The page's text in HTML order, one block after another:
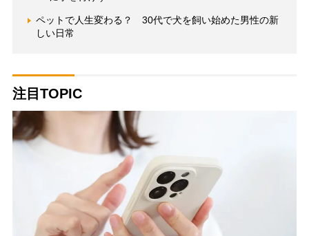
ペットで人生変わる？ 30代で犬を飼い始めた男性の新
しい日常
注目TOPIC